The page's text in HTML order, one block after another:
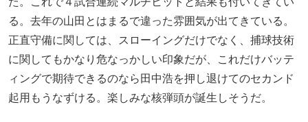
る。去年の山田とはまるで違った雰囲気が出てきている。
正直守備に関しては、スローイングだけでなく、捕球技術
に関してもかなり危なっかしい印象だが、これだけバッテ
ィングで期待できるのなら田中浩を押し退けてのセカンド
起用もうなずける。楽しみな核弾頭が誕生しそうだ。